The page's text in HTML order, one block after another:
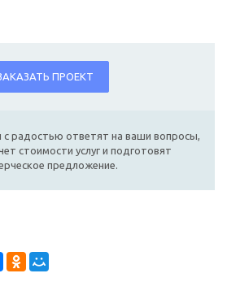
ПРОЕКТ
радостью ответят на ваши вопросы,
стоимости услуг и подготовят
предложение.